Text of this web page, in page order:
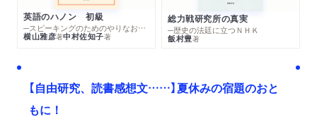
英語のハノン 初級
─スピーキングのためのやりなおし英文法スーパードリル
横山雅彦著中村佐知子著
総力戦研究所の真実
─歴史の法廷に立つＮＨＫ
飯村豊著
【自由研究、読書感想文……】夏休みの宿題のおと
もに！